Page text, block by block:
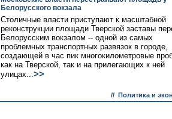
Белорусского вокзала
Столичные власти приступают к масштабной
реконструкции площади Тверской заставы
Белорусским вокзалом -- одной из самых
проблемных транспортных развязок в городе,
создающей в час пик многокилометровые
как на Тверской, так и на прилегающих к ней
улицах...>>
// Политика и